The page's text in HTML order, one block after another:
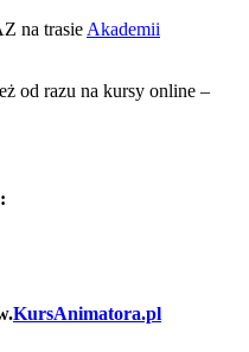
na trasie Akademii
od razu na kursy online –
KursAnimatora.pl